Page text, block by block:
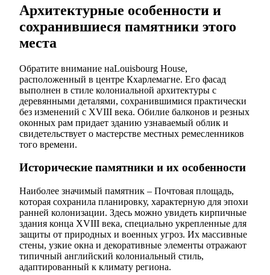
Архитектурные особенности и
сохранившиеся памятники этого
места
Обратите внимание наLouisbourg House,
расположенный в центре Кхарлемагне. Его фасад
выполнен в стиле колониальной архитектуры с
деревянными деталями, сохранившимися практически
без изменений с XVIII века. Обилие балконов и резных
оконных рам придает зданию узнаваемый облик и
свидетельствует о мастерстве местных ремесленников
того времени.
Исторические памятники и их особенности
Наиболее значимый памятник – Почтовая площадь,
которая сохранила планировку, характерную для эпохи
ранней колонизации. Здесь можно увидеть кирпичные
здания конца XVIII века, специально укрепленные для
защиты от природных и военных угроз. Их массивные
стены, узкие окна и декоративные элементы отражают
типичный английский колониальный стиль,
адаптированный к климату региона.